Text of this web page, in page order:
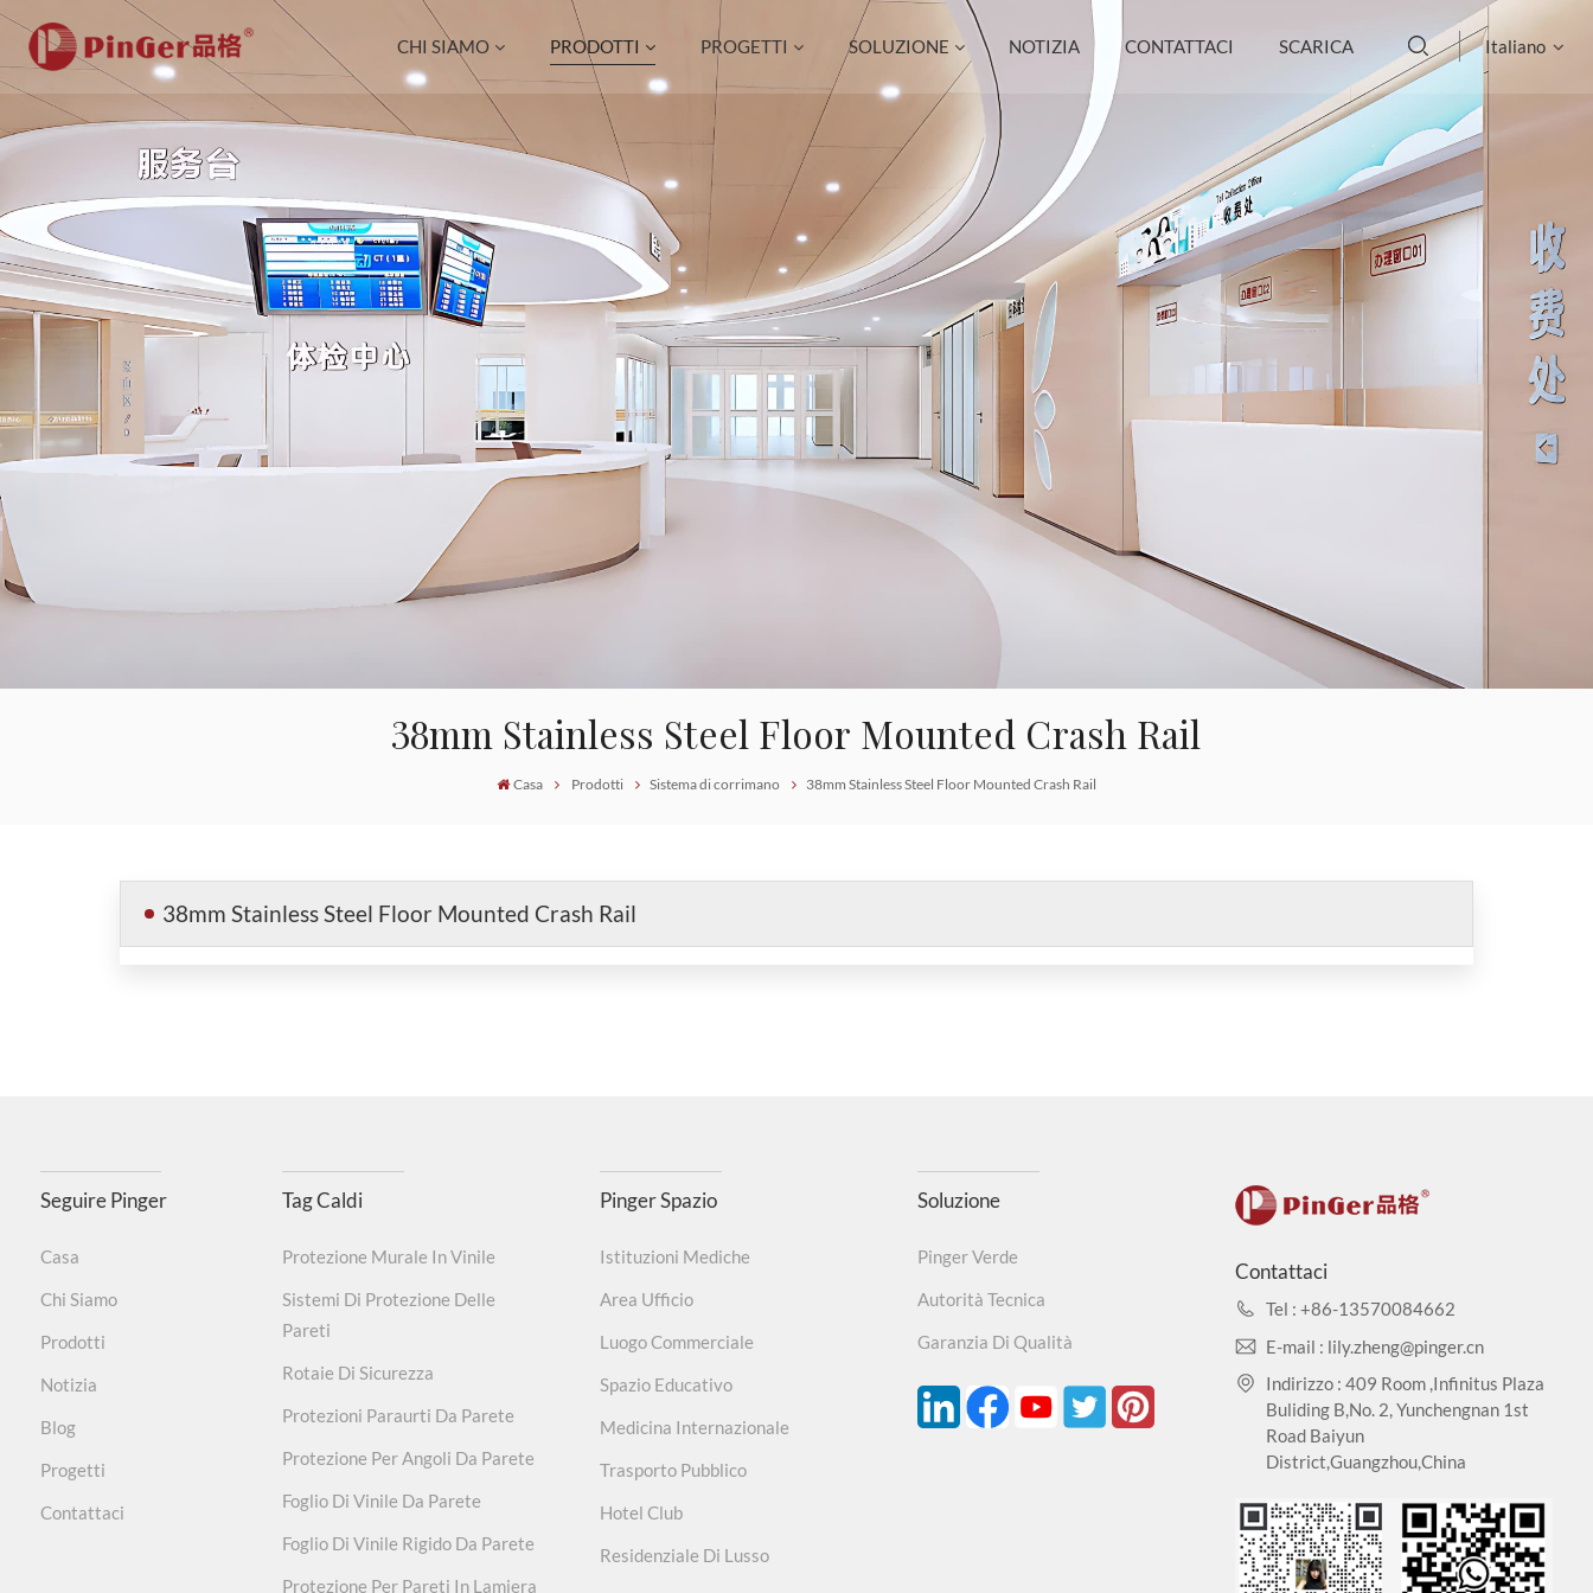
CHI SIAMO PRODOTTI PROGETTI SOLUZIONE NOTIZIA CONTATTACI SCARICA Italiano
English
français
Deutsch
Indonesia
38mm Stainless Steel Floor Mounted Crash Rail
Casa Prodotti Sistema di corrimano 38mm Stainless Steel Floor Mounted Crash Rail
38mm Stainless Steel Floor Mounted Crash Rail
Seguire Pinger
Casa
Chi Siamo
Prodotti
Notizia
Blog
Progetti
Contattaci
Tag Caldi
Protezione Murale In Vinile
Sistemi Di Protezione Delle
Pareti
Rotaie Di Sicurezza
Protezioni Paraurti Da Parete
Protezione Per Angoli Da Parete
Foglio Di Vinile Da Parete
Foglio Di Vinile Rigido Da Parete
Protezione Per Pareti In Lamiera
Pinger Spazio
Istituzioni Mediche
Area Ufficio
Luogo Commerciale
Spazio Educativo
Medicina Internazionale
Trasporto Pubblico
Hotel Club
Residenziale Di Lusso
Soluzione
Pinger Verde
Autorità Tecnica
Garanzia Di Qualità
Contattaci
Tel : +86-13570084662
E-mail : lily.zheng@pinger.cn
Indirizzo : 409 Room ,Infinitus Plaza
Buliding B,No. 2, Yunchengnan 1st
Road Baiyun
District,Guangzhou,China